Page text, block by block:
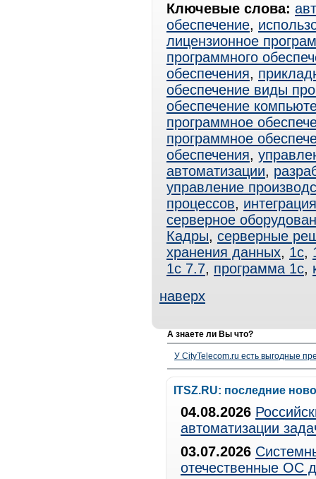
Ключевые слова:
обеспечение,
лицензионное
программного
обеспечения,
обеспечение виды
обеспечение
программное
программное
обеспечения,
автоматизации,
управление
процессов, интеграция
серверное
Кадры, серверные
хранения данных, 1с,
1с 7.7, программа 1с,
наверх
А знаете ли Вы что?
У CityTelecom.ru есть выгодные
ITSZ.RU: последние
04.08.2026
автоматизации
03.07.2026
отечественные ОС